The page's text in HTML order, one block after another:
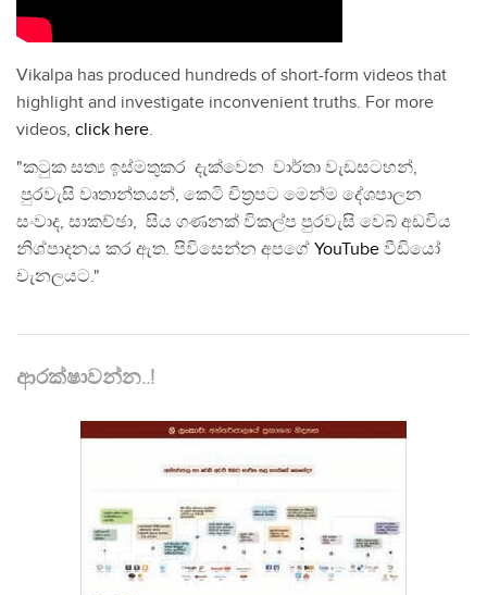
Vikalpa has produced hundreds of short-form videos that
highlight and investigate inconvenient truths. For more
videos, click here.
"කටුක සත්‍ය ඉස්මතුකර දැක්වෙන වාර්තා වැඩසටහන්,
පුරවැසි වෘතාන්තයන්, කෙටි චිත්‍රපට මෙන්ම දේශපාලන
සංවාද, සාකච්ඡා, සිය ගණනක් විකල්ප පුරවැසි වෙබ් අඩවිය
නිශ්පාදනය කර ඇත. පිවිසෙන්න අපගේ YouTube වීඩියෝ
චැනලයට."
ආරක්ෂාවන්න..!